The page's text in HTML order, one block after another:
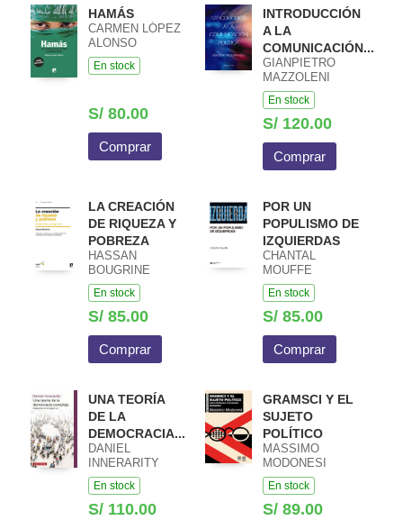
HAMÁS
CARMEN LÓPEZ
ALONSO
En stock
S/ 80.00
Comprar
INTRODUCCIÓN
A LA
COMUNICACIÓN...
GIANPIETRO
MAZZOLENI
En stock
S/ 120.00
Comprar
LA CREACIÓN
DE RIQUEZA Y
POBREZA
HASSAN
BOUGRINE
En stock
S/ 85.00
Comprar
POR UN
POPULISMO DE
IZQUIERDAS
CHANTAL
MOUFFE
En stock
S/ 85.00
Comprar
UNA TEORÍA
DE LA
DEMOCRACIA...
DANIEL
INNERARITY
En stock
S/ 110.00
GRAMSCI Y EL
SUJETO
POLÍTICO
MASSIMO
MODONESI
En stock
S/ 89.00